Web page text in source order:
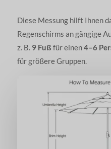
Diese Messung hilft Ihnen
Regenschirms an gängige
z. B. 9 Fuß für einen4–6
für größere Gruppen.